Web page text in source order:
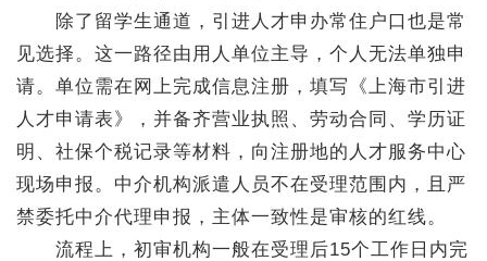
除了留学生通道，引进人才申办常住户口也是常
见选择。这一路径由用人单位主导，个人无法单独申
请。单位需在网上完成信息注册，填写《上海市引进
人才申请表》，并备齐营业执照、劳动合同、学历证
明、社保个税记录等材料，向注册地的人才服务中心
现场申报。中介机构派遣人员不在受理范围内，且严
禁委托中介代理申报，主体一致性是审核的红线。
流程上，初审机构一般在受理后15个工作日内完